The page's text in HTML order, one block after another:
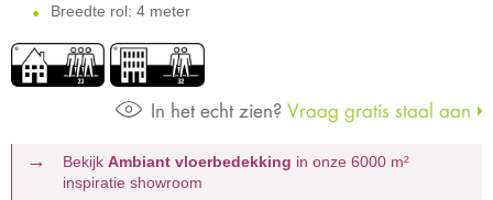
Breedte rol: 4 meter
In het echt zien? Vraag gratis staal aan
Bekijk Ambiant vloerbedekking in onze 6000 m²
inspiratie showroom